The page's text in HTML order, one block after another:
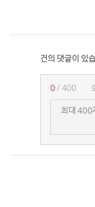
건의 댓글이 있
0 / 400